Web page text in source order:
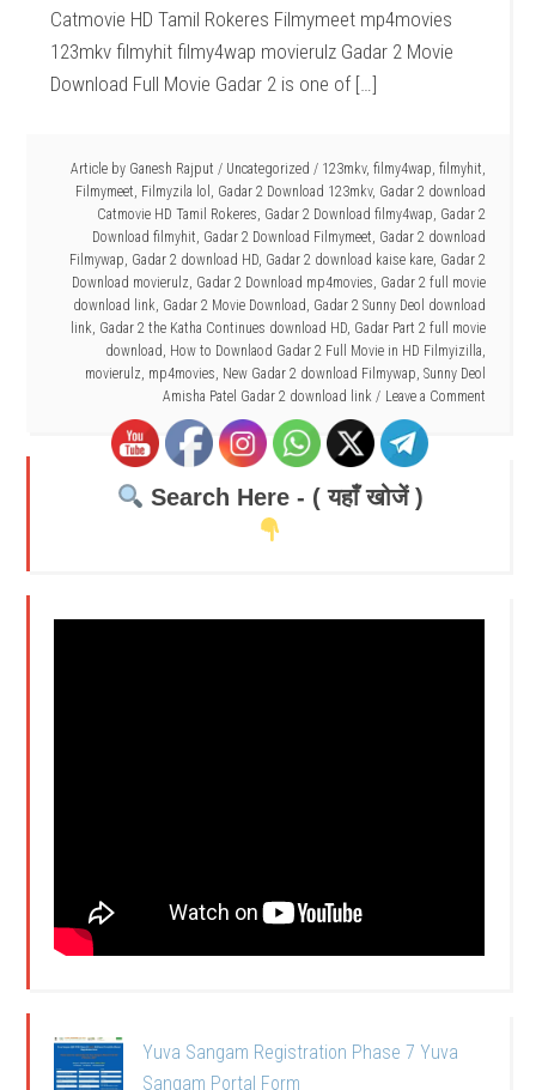
Catmovie HD Tamil Rokeres Filmymeet mp4movies
123mkv filmyhit filmy4wap movierulz Gadar 2 Movie
Download Full Movie Gadar 2 is one of […]
Article by Ganesh Rajput / Uncategorized / 123mkv, filmy4wap, filmyhit,
Filmymeet, Filmyzila lol , Gadar 2 Download 123mkv, Gadar 2 download
Catmovie HD Tamil Rokeres, Gadar 2 Download filmy4wap, Gadar 2
Download filmyhit, Gadar 2 Download Filmymeet, Gadar 2 download
Filmywap, Gadar 2 download HD, Gadar 2 download kaise kare, Gadar 2
Download movierulz, Gadar 2 Download mp4movies, Gadar 2 full movie
download link, Gadar 2 Movie Download, Gadar 2 Sunny Deol download
link, Gadar 2 the Katha Continues download HD, Gadar Part 2 full movie
download, How to Downlaod Gadar 2 Full Movie in HD Filmyizilla,
movierulz, mp4movies, New Gadar 2 download Filmywap, Sunny Deol
Amisha Patel Gadar 2 download link
Leave a Comment
Search Here - ( यहाँ खोजें )
Yuva Sangam Registration Phase 7 Yuva
Sangam Portal Form